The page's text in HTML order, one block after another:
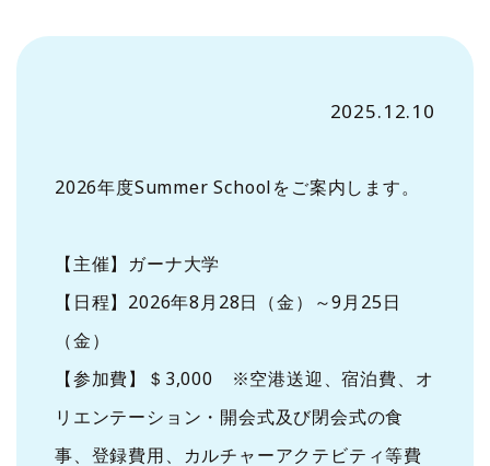
2025.12.10
2026年度Summer Schoolをご案内します。
【主催】ガーナ大学
【日程】2026年8月28日（金）～9月25日
（金）
【参加費】＄3,000 ※空港送迎、宿泊費、オ
リエンテーション・開会式及び閉会式の食
事、登録費用、カルチャーアクテビティ等費